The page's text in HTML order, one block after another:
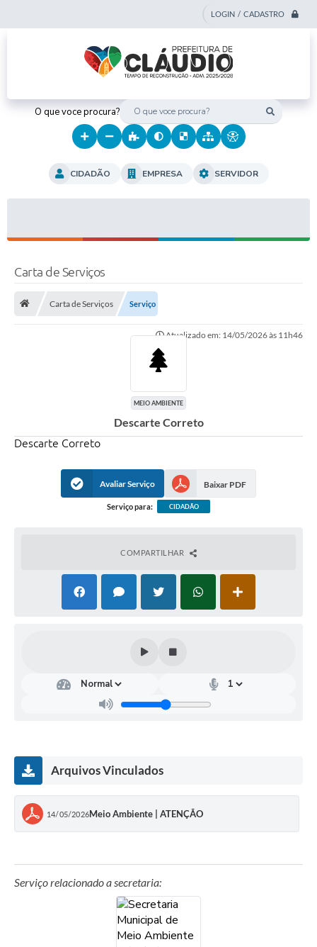
LOGIN / CADASTRO
O que voce procura?
CIDADÃO EMPRESA SERVIDOR
Carta de Serviços
Carta de Serviços Serviço
Atualizado em: 14/05/2026 às 11h46
MEIO AMBIENTE
Descarte Correto
Descarte Correto
Avaliar Serviço Baixar PDF
Serviço para: CIDADÃO
COMPARTILHAR
Arquivos Vinculados
14/05/2026Meio Ambiente | ATENÇÃO
Serviço relacionado a secretaria: